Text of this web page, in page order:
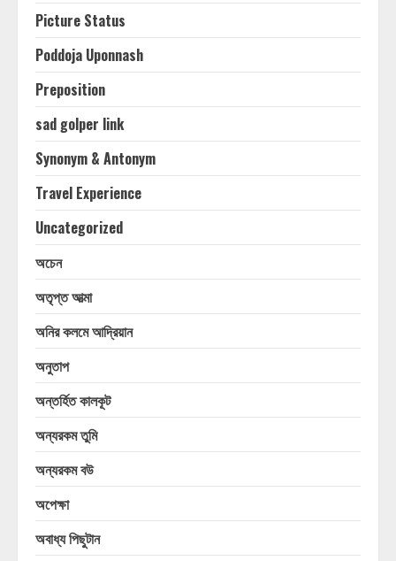
Picture Status
Poddoja Uponnash
Preposition
sad golper link
Synonym & Antonym
Travel Experience
Uncategorized
অচেন
অতৃপ্ত আত্মা
অনির কলমে আদ্রিয়ান
অনুতাপ
অন্তর্হিত কালকূট
অন্যরকম তুমি
অন্যরকম বউ
অপেক্ষা
অবাধ্য পিছুটান